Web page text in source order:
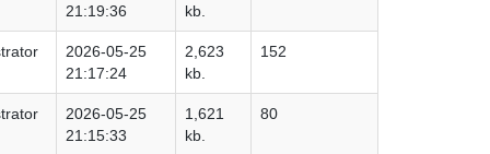
21:19:36
kb.
2026-05-25
21:17:24
2,623
kb.
152
2026-05-25
21:15:33
1,621
kb.
80